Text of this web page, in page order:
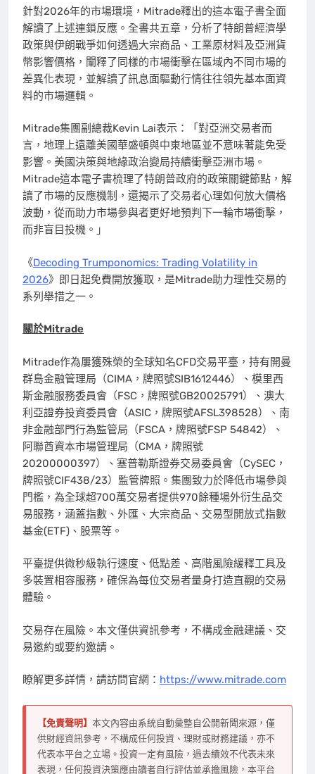
針對2026年的市場環境，Mitrade釋出的這本電子書全面
解讀了上述連鎖反應。全書共五章，分析了特朗普經濟學
政策與伊朗戰爭如何透過大宗商品、工業原材料及亞洲貨
幣影響價格，闡釋了同樣的市場衝擊在區域內不同市場的
差異化表現，並解讀了訊息面驅動行情往往領先基本面資
料的市場邏輯。
Mitrade集團副總裁Kevin Lai表示： 「 對亞洲交易者而
言，地理上遠離美國華盛頓與中東地區並不意味著能免受
影響。美國決策與地緣政治變局持續衝擊亞洲市場。
Mitrade這本電子書梳理了特朗普政府的政策關鍵節點，解
讀了市場的反應機制，還揭示了交易者心理如何放大價格
波動，從而助力市場參與者更好地預判下一輪市場衝擊，
而非盲目投機。 」
《Decoding Trumponomics: Trading Volatility in
2026》即日起免費開放獲取，是Mitrade助力理性交易的
系列舉措之一。
關於Mitrade
Mitrade作為屢獲殊榮的全球知名CFD交易平臺，持有開曼
群島金融管理局（CIMA，牌照號SIB1612446）、模里西
斯金融服務委員會（FSC，牌照號GB20025791）、澳大
利亞證券投資委員會（ASIC，牌照號AFSL398528）、南
非金融部門行為監管局（FSCA，牌照號FSP 54842）、
阿聯酋資本市場管理局（CMA，牌照號
20200000397）、塞普勒斯證券交易委員會（CySEC，
牌照號CIF438/23）監管牌照。集團致力於降低市場參與
門檻，為全球超700萬交易者提供970餘種場外衍生品交
易服務，涵蓋指數、外匯、大宗商品、交易型開放式指數
基金(ETF)、股票等。
平臺提供微秒級執行速度、低點差、高階風險緩釋工具及
多裝置相容服務，確保為每位交易者量身打造直觀的交易
體驗。
交易存在風險。本文僅供資訊參考，不構成金融建議、交
易邀約或要約邀請。
瞭解更多詳情，請訪問官網： https://www.mitrade.com
【免責聲明】 本文內容由系統自動彙整自公開新聞來源，僅
供財經資訊參考，不構成任何投資、理財或財務建議，亦不
代表本平台之立場。投資一定有風險，過去績效不代表未來
表現，任何投資決策應由讀者自行評估並承擔風險，本平台